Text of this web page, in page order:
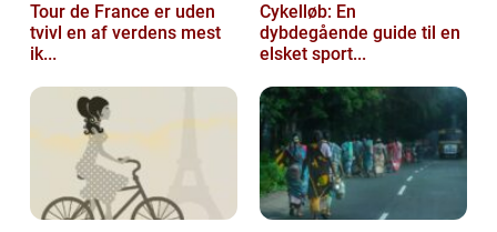
Tour de France er uden
tvivl en af verdens mest
ik...
Cykelløb: En
dybdegående guide til en
elsket sport...